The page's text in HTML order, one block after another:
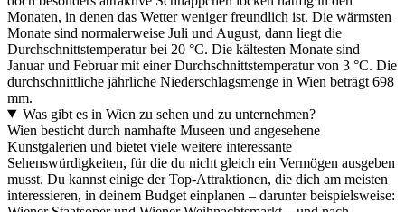
Monaten, in denen das Wetter weniger freundlich ist. Die wärmsten
Monate sind normalerweise Juli und August, dann liegt die
Durchschnittstemperatur bei 20 °C. Die kältesten Monate sind
Januar und Februar mit einer Durchschnittstemperatur von 3 °C. Die
durchschnittliche jährliche Niederschlagsmenge in Wien beträgt 698
mm.
Was gibt es in Wien zu sehen und zu unternehmen?
Wien besticht durch namhafte Museen und angesehene
Kunstgalerien und bietet viele weitere interessante
Sehenswürdigkeiten, für die du nicht gleich ein Vermögen ausgeben
musst. Du kannst einige der Top-Attraktionen, die dich am meisten
interessieren, in deinem Budget einplanen – darunter beispielsweise: